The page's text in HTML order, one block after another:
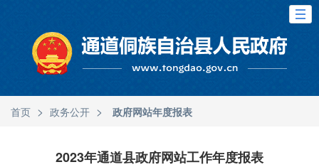
首页 > 政务公开 > 政府网站年度报表
2023年通道县政府网站工作年度报表